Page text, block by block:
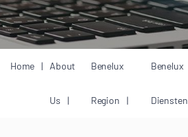
Home About
Us
Benelux
Region
Benelux
Diensten